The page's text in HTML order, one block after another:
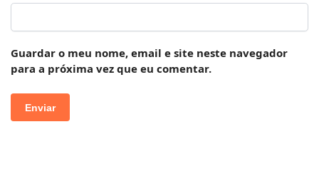
Guardar o meu nome, email e site neste navegador
para a próxima vez que eu comentar.